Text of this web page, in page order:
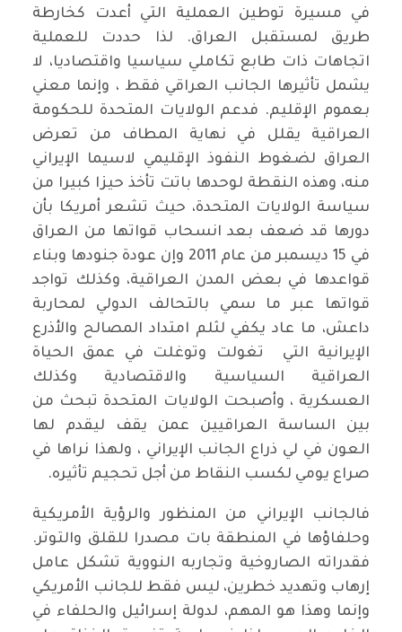
في مسيرة توطين العملية التي أعدت كخارطة
طريق لمستقبل العراق. لذا حددت للعملية
اتجاهات ذات طابع تكاملي سياسيا واقتصاديا، لا
يشمل تأثيرها الجانب العراقي فقط ، وإنما معني
بعموم الإقليم. فدعم الولايات المتحدة للحكومة
العراقية يقلل في نهاية المطاف من تعرض
العراق لضغوط النفوذ الإقليمي لاسيما الإيراني
منه، وهذه النقطة لوحدها باتت تأخذ حيزا كبيرا من
سياسة الولايات المتحدة، حيث تشعر أمريكا بأن
دورها قد ضعف بعد انسحاب قواتها من العراق
في 15 ديسمبر من عام 2011 وإن عودة جنودها وبناء
قواعدها في بعض المدن العراقية، وكذلك تواجد
قواتها عبر ما سمي بالتحالف الدولي لمحاربة
داعش، ما عاد يكفي لثلم امتداد المصالح والأذرع
الإيرانية التي تغولت وتوغلت في عمق الحياة
العراقية السياسية والاقتصادية وكذلك
العسكرية ، وأصبحت الولايات المتحدة تبحث من
بين الساسة العراقيين عمن يقف ليقدم لها
العون في لي ذراع الجانب الإيراني ، ولهذا نراها في
صراع يومي لكسب النقاط من أجل تحجيم تأثيره.
فالجانب الإيراني من المنظور والرؤية الأمريكية
وحلفاؤها في المنطقة بات مصدرا للقلق والتوتر.
فقدراته الصاروخية وتجاربه النووية تشكل عامل
إرهاب وتهديد خطرين، ليس فقط للجانب الأمريكي
وإنما وهذا هو المهم، لدولة إسرائيل والحلفاء في